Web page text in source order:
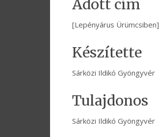
Adott cím
[Lepényárus Ürümcsiben]
Készítette
Sárközi Ildikó Gyöngyvér
Tulajdonos
Sárközi Ildikó Gyöngyvér